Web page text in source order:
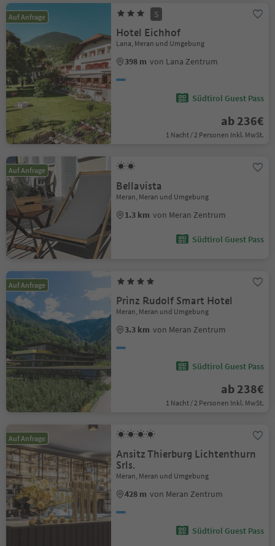
Auf Anfrage S
Hotel Eichhof
Lana, Meran und Umgebung
398 m von Lana Zentrum
Südtirol Guest Pass
ab 236€
1 Nacht / 2 Personen Inkl. MwSt.
Auf Anfrage
Bellavista
Meran, Meran und Umgebung
1.3 km von Meran Zentrum
Südtirol Guest Pass
Auf Anfrage
Prinz Rudolf Smart Hotel
Meran, Meran und Umgebung
3.3 km von Meran Zentrum
Südtirol Guest Pass
ab 238€
1 Nacht / 2 Personen Inkl. MwSt.
Auf Anfrage
Ansitz Thierburg Lichtenthurn
Srls.
Meran, Meran und Umgebung
428 m von Meran Zentrum
Südtirol Guest Pass